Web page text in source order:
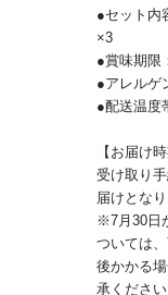
●セット内
×3
●賞味期限
●アレルゲ
●配送温度
【お届け時
受け取り
届けとなり
※7月30日
ついては
後かかる
承くださ